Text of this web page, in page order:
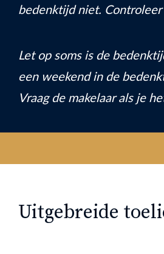
bedenktijd niet.
Let op soms is de
een weekend in de
Vraag de makelaar als je
Uitgebreide